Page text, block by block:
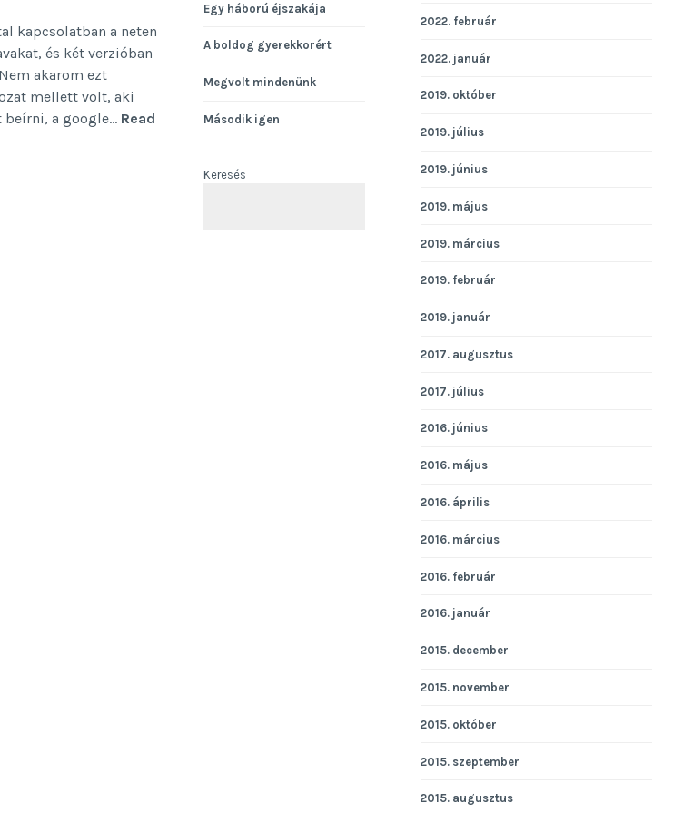
kapcsolatban a neten
és két verzióban
akarom ezt
mellett volt, aki
beírni, a google… Read
Egy háború éjszakája
A boldog gyerekkorért
Megvolt mindenünk
Második igen
Keresés
KERESÉS
2022. február
2022. január
2019. október
2019. július
2019. június
2019. május
2019. március
2019. február
2019. január
2017. augusztus
2017. július
2016. június
2016. május
2016. április
2016. március
2016. február
2016. január
2015. december
2015. november
2015. október
2015. szeptember
2015. augusztus